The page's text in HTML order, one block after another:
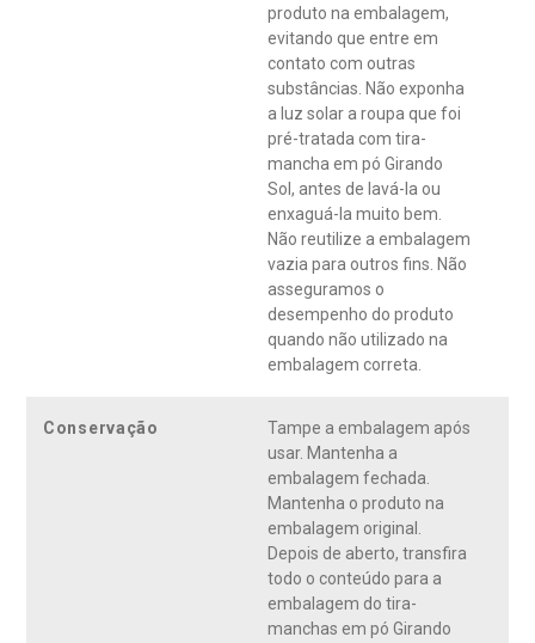
produto na embalagem,
evitando que entre em
contato com outras
substâncias. Não exponha
a luz solar a roupa que foi
pré-tratada com tira-
mancha em pó Girando
Sol, antes de lavá-la ou
enxaguá-la muito bem.
Não reutilize a embalagem
vazia para outros fins. Não
asseguramos o
desempenho do produto
quando não utilizado na
embalagem correta.
Conservação
Tampe a embalagem após
usar. Mantenha a
embalagem fechada.
Mantenha o produto na
embalagem original.
Depois de aberto, transfira
todo o conteúdo para a
embalagem do tira-
manchas em pó Girando